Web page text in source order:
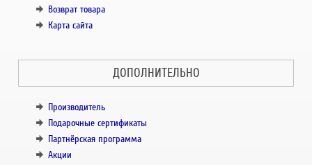
Возврат товара
Карта сайта
ДОПОЛНИТЕЛЬНО
Производитель
Подарочные сертификаты
Партнёрская программа
Акции